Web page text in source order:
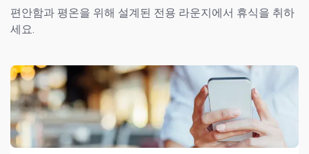
편안함과 평온을 위해 설계된 전용 라운지에서 휴식을 취하
세요.